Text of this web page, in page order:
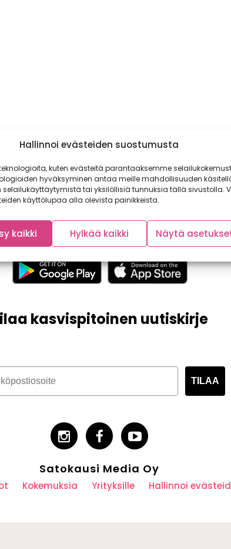
Hallinnoi evästeiden suostumusta
kuten evästeitä parantaaksemme
hyväksyminen antaa meille mahdollisuuden
selailukäyttäytymistä tai yksilöllisiä tunnuksia tällä sivustolla.
käyttölupaa alla olevista painikkeista.
kaikki Hylkää kaikki Näytä
kasvispitoinen uutiskirje
TILAA
Satokausi Media Oy
Kokemuksia Yrityksille Hallinnoi